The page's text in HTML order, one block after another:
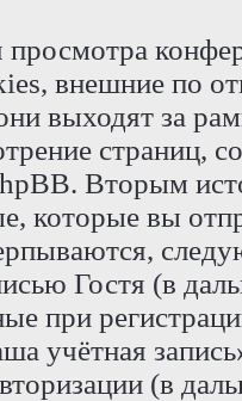
просмотра
внешние по
выходят за
страниц,
Вторым
которые вы
Гостя (в
при
учётная
(в